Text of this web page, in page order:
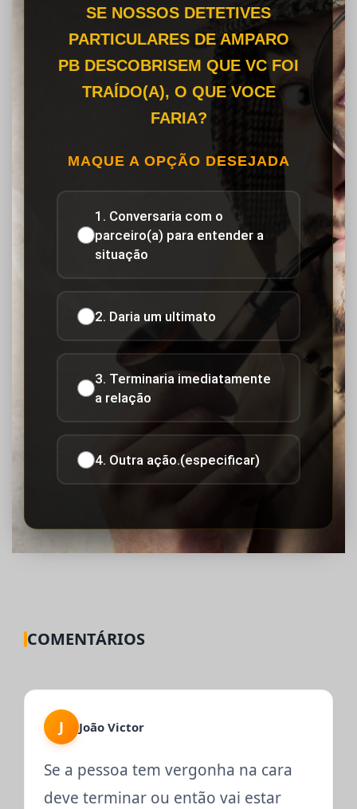
SE NOSSOS DETETIVES
PARTICULARES DE AMPARO
PB DESCOBRISEM QUE VC FOI
TRAÍDO(A), O QUE VOCE
FARIA?
MAQUE A OPÇÃO DESEJADA
1. Conversaria com o
parceiro(a) para entender a
situação
2. Daria um ultimato
3. Terminaria imediatamente
a relação
4. Outra ação.(especificar)
COMENTÁRIOS
J João Victor
Se a pessoa tem vergonha na cara
deve terminar ou então vai estar